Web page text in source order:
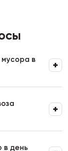
мусора в
в день